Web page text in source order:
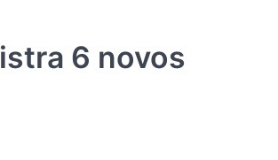
6 novos